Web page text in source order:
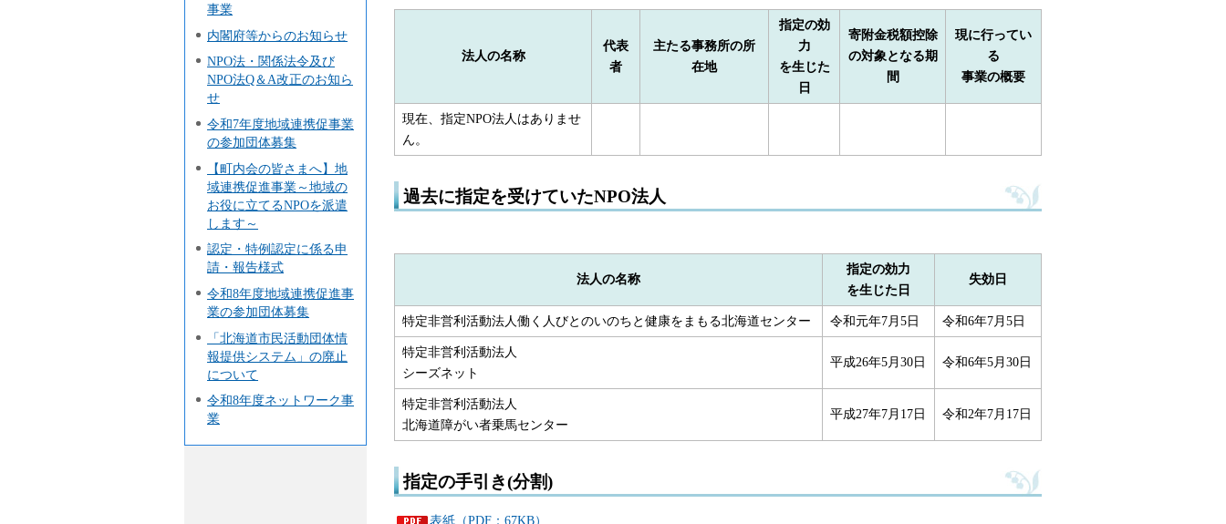
事業
内閣府等からのお知らせ
NPO法・関係法令及び
NPO法Q＆A改正のお知ら
せ
令和7年度地域連携促事業
の参加団体募集
【町内会の皆さまへ】地
域連携促進事業～地域の
お役に立てるNPOを派遣
します～
認定・特例認定に係る申
請・報告様式
令和8年度地域連携促進事
業の参加団体募集
「北海道市民活動団体情
報提供システム」の廃止
について
令和8年度ネットワーク事
業
法人の名称
代表
者
主たる事務所の所
在地
指定の効
力
を生じた
日
寄附金税額控除
の対象となる期
間
現に行ってい
る
事業の概要
現在、指定NPO法人はありませ
ん。
過去に指定を受けていたNPO法人
法人の名称
指定の効力
を生じた日
失効日
特定非営利活動法人働く人びとのいのちと健康をまもる北海道センター 令和元年7月5日 令和6年7月5日
特定非営利活動法人
シーズネット
平成26年5月30日 令和6年5月30日
特定非営利活動法人
北海道障がい者乗馬センター
平成27年7月17日 令和2年7月17日
指定の手引き(分割)
表紙（PDF：67KB）